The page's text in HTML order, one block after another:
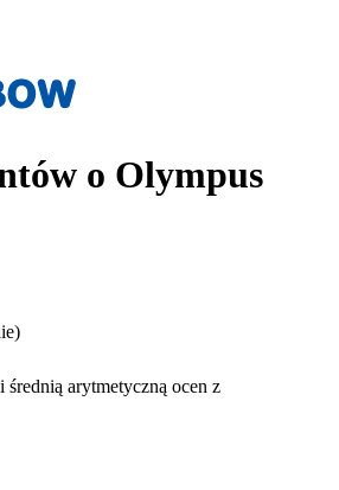
o Olympus
średnią arytmetyczną ocen z